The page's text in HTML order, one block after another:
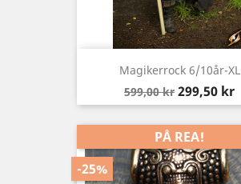
Magikerrock 6/10år-XL
Baspris
599,00 kr Pris
299,50 kr
-25%
PÅ REA!